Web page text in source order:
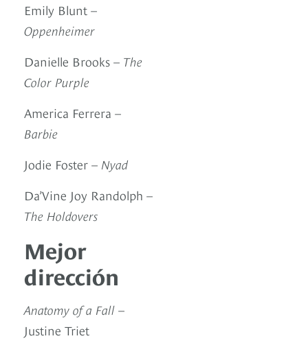
Emily Blunt –
Oppenheimer
Danielle Brooks – The
Color Purple
America Ferrera –
Barbie
Jodie Foster – Nyad
Da’Vine Joy Randolph –
The Holdovers
Mejor
dirección
Anatomy of a Fall –
Justine Triet